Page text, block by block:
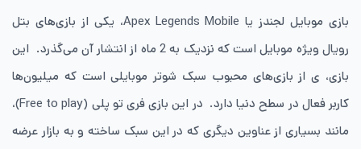
بازی موبایل لجندز یا Apex Legends Mobile، یکی از بازی‌های بتل
رویال ویژه موبایل است که نزدیک به 2 ماه از انتشار آن می‌گذرد. این
بازی، ‌ی از بازی‌های محبوب سبک شوتر موبایلی است که میلیون‌ها
کاربر فعال در سطح دنیا دارد. در این بازی فری تو پلی (Free to play)،
مانند بسیاری از عناوین دیگری که در این سبک ساخته و به بازار عرضه